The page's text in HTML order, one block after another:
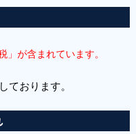
」が含まれています。
ております。